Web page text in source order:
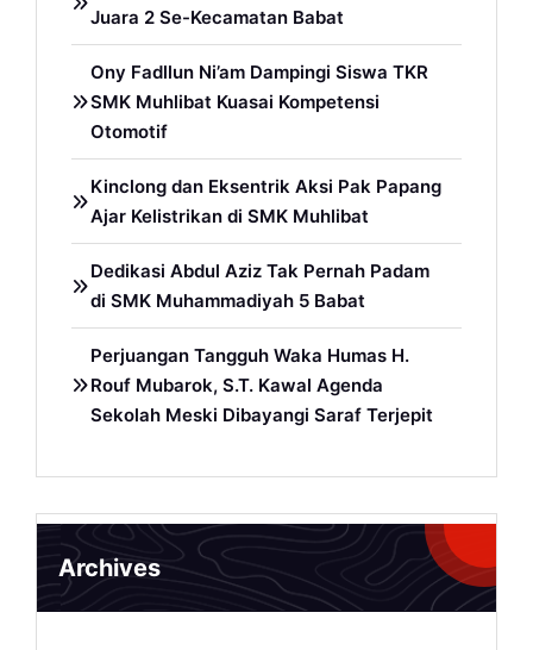
Juara 2 Se-Kecamatan Babat
Ony Fadllun Ni’am Dampingi Siswa TKR
SMK Muhlibat Kuasai Kompetensi
Otomotif
Kinclong dan Eksentrik Aksi Pak Papang
Ajar Kelistrikan di SMK Muhlibat
Dedikasi Abdul Aziz Tak Pernah Padam
di SMK Muhammadiyah 5 Babat
Perjuangan Tangguh Waka Humas H.
Rouf Mubarok, S.T. Kawal Agenda
Sekolah Meski Dibayangi Saraf Terjepit
Archives